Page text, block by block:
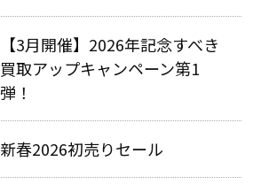
【3月開催】2026年記念すべき
買取アップキャンペーン第1
弾！
新春2026初売りセール